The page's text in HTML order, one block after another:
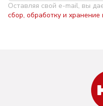
Оставляя свой e-mail, вы
сбор, обработку и